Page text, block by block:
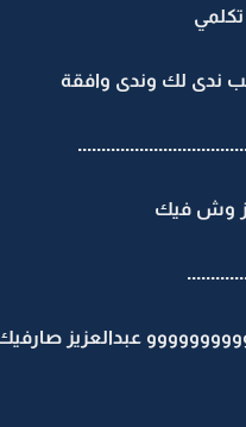
ندى لك وندى وافقة
وش فيك
عبدالعزيز